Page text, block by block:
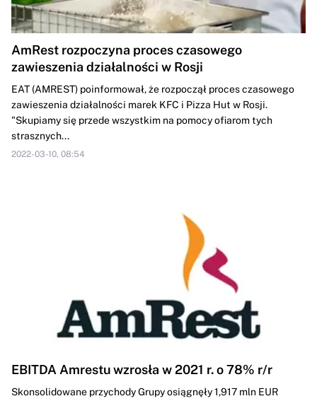
AmRest rozpoczyna proces czasowego
zawieszenia działalności w Rosji
EAT (AMREST) poinformował, że rozpoczął proces czasowego
zawieszenia działalności marek KFC i Pizza Hut w Rosji.
"Skupiamy się przede wszystkim na pomocy ofiarom tych
strasznych...
2022-03-10, 08:54
EBITDA Amrestu wzrosła w 2021 r. o 78% r/r
Skonsolidowane przychody Grupy osiągnęły 1,917 mln EUR